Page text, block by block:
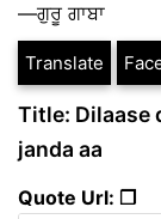
—ਗੁਰੂ ਗਾਬਾ
Translate
Title: Dilaase
janda aa
Quote Url: ❐